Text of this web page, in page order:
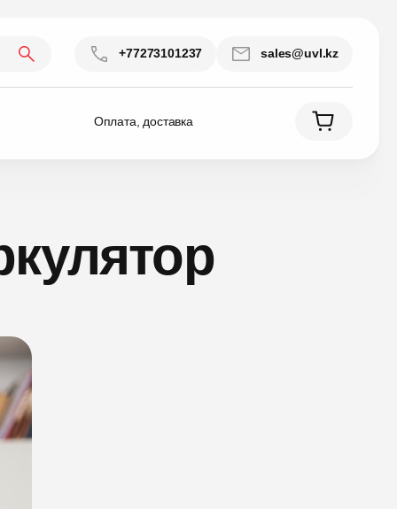
+77273101237 sales@uvl.kz
Оплата, доставка